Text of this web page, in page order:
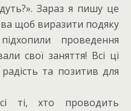
Зараз я пишу це
щоб виразити подяку
проведення
свої заняття! Всі ці
та позитив для
ті, хто проводить